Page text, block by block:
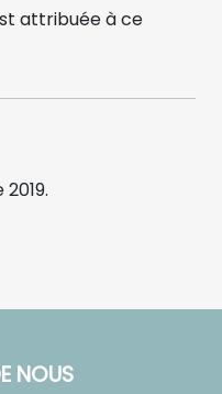
attribuée à ce
NOUS